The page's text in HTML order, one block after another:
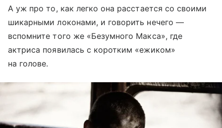
А уж про то, как легко она расстается со своими
шикарными локонами, и говорить нечего —
вспомните того же «Безумного Макса», где
актриса появилась с коротким «ежиком»
на голове.